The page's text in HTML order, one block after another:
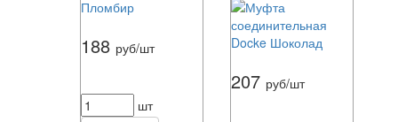
188 руб/шт
шт
207 руб/шт